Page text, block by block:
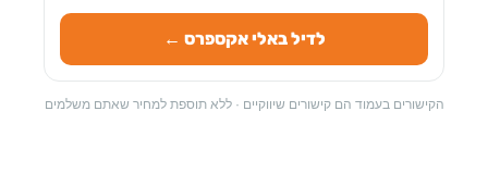
לדיל באלי אקספרס ←
הקישורים בעמוד הם קישורים שיווקיים · ללא תוספת למחיר שאתם משלמים